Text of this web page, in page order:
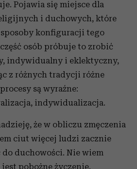
Pojawia się miejsce dla
i duchowych, które
konfiguracji tego
osób próbuje to zrobić
indywidualny i eklektyczny,
z różnych tradycji różne
są wyraźne:
indywidualizacja.
że w obliczu zmęczenia
ciut więcej ludzi zacznie
duchowości. Nie wiem
pobożne życzenie.